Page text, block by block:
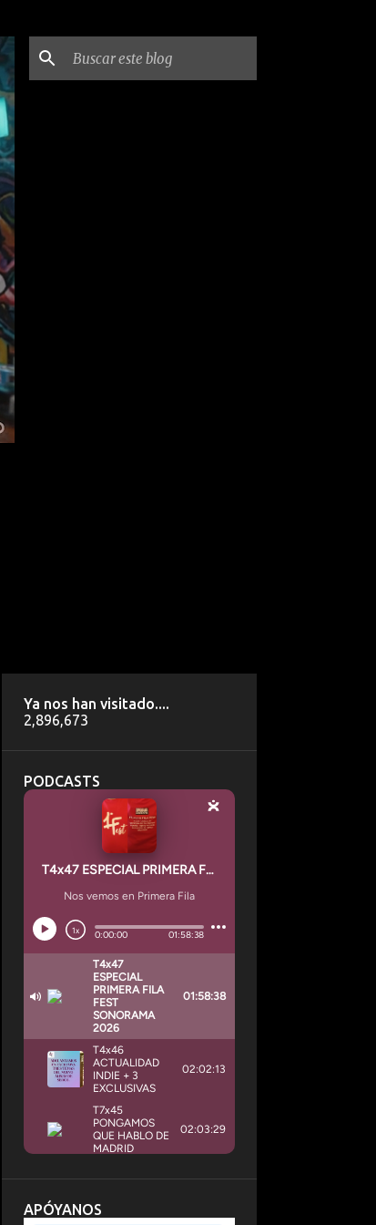
Ya nos han visitado....
2,896,673
PODCASTS
APÓYANOS